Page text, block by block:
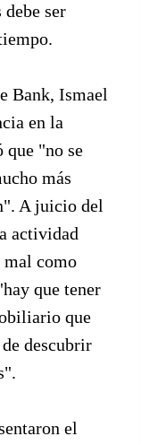
ser
Bank, Ismael
en la
que "no se
más
A juicio del
actividad
mal como
que tener
que
descubrir
el